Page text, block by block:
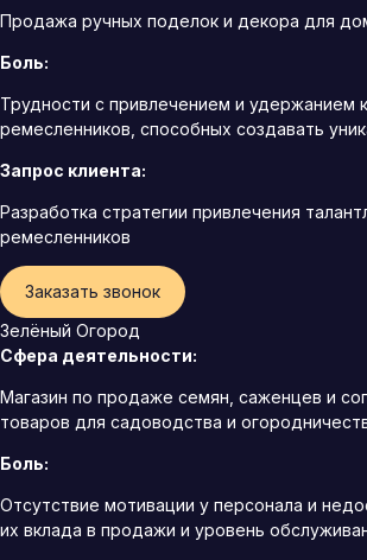
Продажа ручных поделок и декора для
Боль:
Трудности с привлечением и удержанием
ремесленников, способных создавать
Запрос клиента:
Разработка стратегии привлечения
ремесленников
Заказать звонок
Зелёный Огород
Сфера деятельности:
Магазин по продаже семян, саженцев и
товаров для садоводства и
Боль:
Отсутствие мотивации у персонала и
их вклада в продажи и уровень